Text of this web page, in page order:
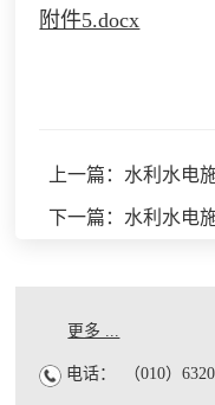
附件5.docx
上一篇：水利水电
下一篇：水利水电
更多 ...
电话： （010）